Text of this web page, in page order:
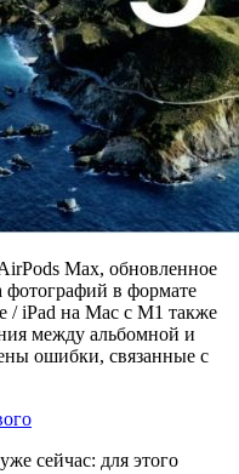
Max, обновленное
в формате
/ iPad на Mac с M1 также
между альбомной и
ошибки, связанные с
сейчас: для этого